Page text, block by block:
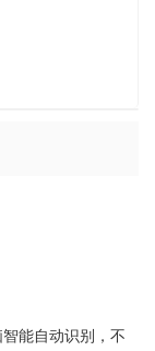
能自动识别，不